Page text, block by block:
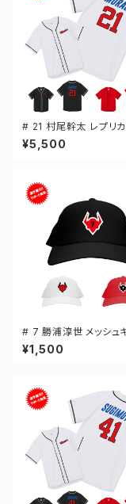
# 21 村尾幹太 レプリ
ン 3カラー 選手還元 ベ
ールシャツ S-XXLサイ
¥5,500
# 7 勝浦淳世 メッシュ
選手還元 3カラー
¥1,500